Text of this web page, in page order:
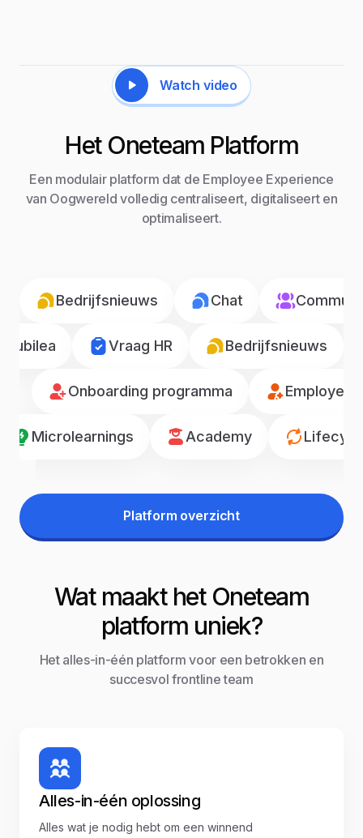
Watch video
Het Oneteam Platform
Een modulair platform dat de Employee Experience
van Oogwereld volledig centraliseert, digitaliseert en
optimaliseert.
Bedrijfsnieuws Chat
Jubilea Vraag HR Bedrijfsnieuws
Onboarding programma Employee
Microlearnings Academy
Platform overzicht
Wat maakt het Oneteam
platform uniek?
Het alles-in-één platform voor een betrokken en
succesvol frontline team
Alles-in-één oplossing
Alles wat je nodig hebt om een winnend